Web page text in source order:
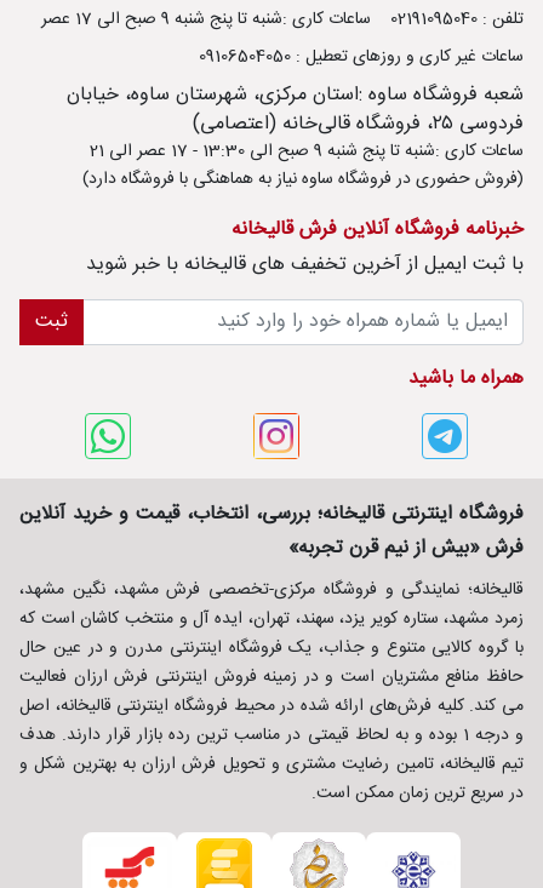
تلفن : 02191095040
ساعات کاری :شنبه تا پنج شنبه 9 صبح الی 17 عصر
ساعات غیر کاری و روزهای تعطیل : 09106504050
شعبه فروشگاه ساوه :استان مرکزی، شهرستان ساوه، خیابان
فردوسی ۲۵، فروشگاه قالی‌خانه (اعتصامی)
ساعات کاری :شنبه تا پنج شنبه 9 صبح الی 13:30 - 17 عصر الی 21
(فروش حضوری در فروشگاه ساوه نیاز به هماهنگی با فروشگاه دارد)
خبرنامه فروشگاه آنلاین فرش قالیخانه
با ثبت ايميل از آخرین تخفیف های قالیخانه با خبر شوید
ثبت
همراه ما باشید
فروشگاه اینترنتی قالیخانه؛ بررسی، انتخاب، قیمت و خرید آنلاین
فرش «بیش از نیم قرن تجربه»
قالیخانه؛ نمایندگی و فروشگاه مرکزی-تخصصی فرش مشهد، نگین مشهد،
زمرد مشهد، ستاره کویر یزد، سهند، تهران، ایده آل و منتخب کاشان است که
با گروه کالایی متنوع و جذاب، یک فروشگاه اینترنتی مدرن و در عین حال
حافظ منافع مشتریان است و در زمینه فروش اینترنتی فرش ارزان فعالیت
می کند. کلیه فرش‌های ارائه شده در محیط فروشگاه اینترنتی قالیخانه، اصل
و درجه 1 بوده و به لحاظ قیمتی در مناسب ترین رده بازار قرار دارند. هدف
تیم قالیخانه، تامین رضایت مشتری و تحویل فرش ارزان به بهترین شکل و
در سریع ترین زمان ممکن است.